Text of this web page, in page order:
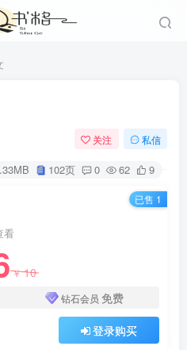
关注 私信
102页 0 62 9
看
￥10
钻石会员 免费
登录购买
已售 1